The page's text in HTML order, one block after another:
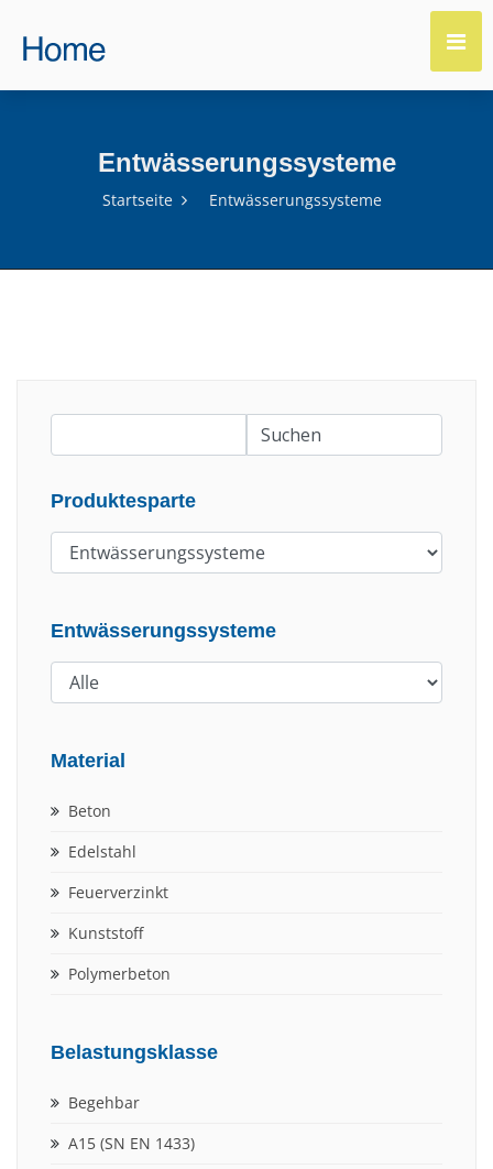
Entwässerungssysteme
Startseite Entwässerungssysteme
Produktesparte
Entwässerungssysteme
Material
Beton
Edelstahl
Feuerverzinkt
Kunststoff
Polymerbeton
Belastungsklasse
Begehbar
A15 (SN EN 1433)